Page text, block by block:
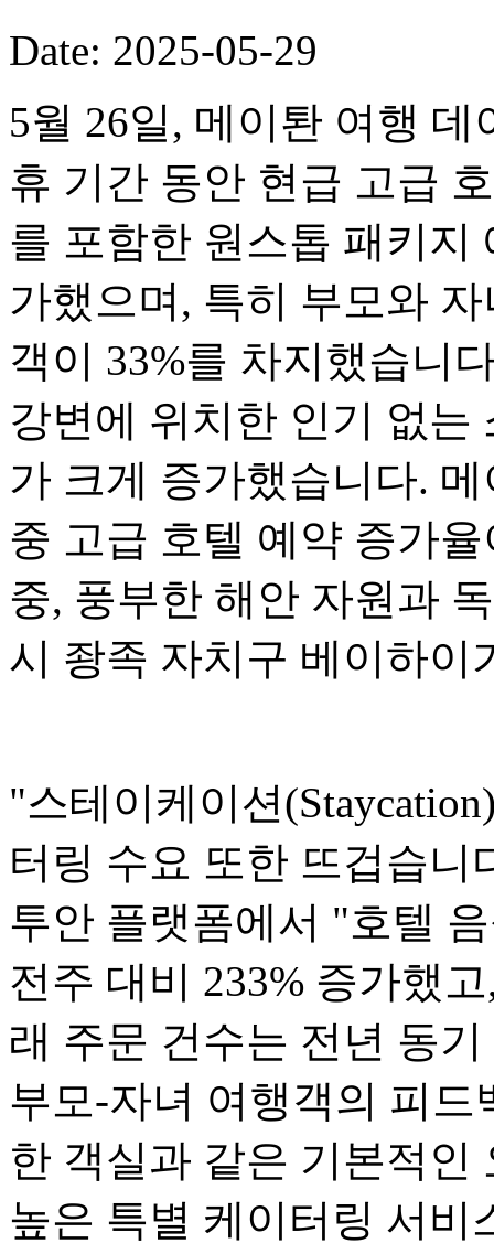
Date: 2025-05-29
5월 26일, 메이퇀 여행
휴 기간 동안 현급 고급
를 포함한 원스톱 패키지
가했으며, 특히 부모와
객이 33%를 차지했습니
강변에 위치한 인기 없는
가 크게 증가했습니다.
중 고급 호텔 예약 증가
중, 풍부한 해안 자원과
시 좡족 자치구 베이하이
"스테이케이션
터링 수요 또한 뜨겁습니
투안 플랫폼에서 "호텔
전주 대비 233% 증가했
래 주문 건수는 전년 동
부모-자녀 여행객의 피
한 객실과 같은 기본적인
높은 특별 케이터링 서